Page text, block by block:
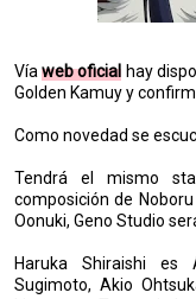
Víaweb oficial hay
Golden Kamuy y
Como novedad se
Tendrá el mismo
composición de
Oonuki, Geno Studio
Haruka Shiraishi es
Sugimoto, Akio